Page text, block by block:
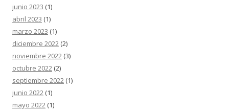
junio 2023 (1)
abril 2023 (1)
marzo 2023 (1)
diciembre 2022 (2)
noviembre 2022 (3)
octubre 2022 (2)
septiembre 2022 (1)
junio 2022 (1)
mayo 2022 (1)